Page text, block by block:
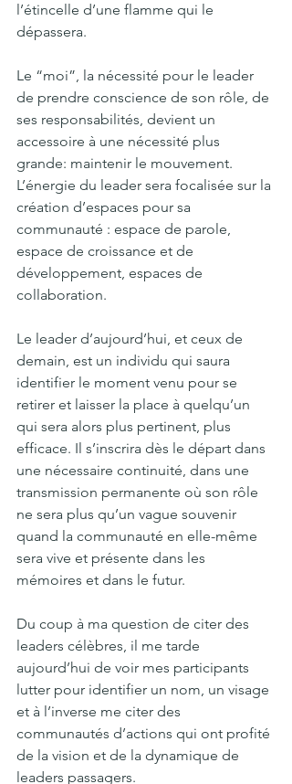
l’étincelle d’une flamme qui le
dépassera.
Le “moi”, la nécessité pour le leader
de prendre conscience de son rôle, de
ses responsabilités, devient un
accessoire à une nécessité plus
grande: maintenir le mouvement.
L’énergie du leader sera focalisée sur la
création d’espaces pour sa
communauté : espace de parole,
espace de croissance et de
développement, espaces de
collaboration.
Le leader d’aujourd’hui, et ceux de
demain, est un individu qui saura
identifier le moment venu pour se
retirer et laisser la place à quelqu’un
qui sera alors plus pertinent, plus
efficace. Il s’inscrira dès le départ dans
une nécessaire continuité, dans une
transmission permanente où son rôle
ne sera plus qu’un vague souvenir
quand la communauté en elle-même
sera vive et présente dans les
mémoires et dans le futur.
Du coup à ma question de citer des
leaders célèbres, il me tarde
aujourd’hui de voir mes participants
lutter pour identifier un nom, un visage
et à l’inverse me citer des
communautés d’actions qui ont profité
de la vision et de la dynamique de
leaders passagers.